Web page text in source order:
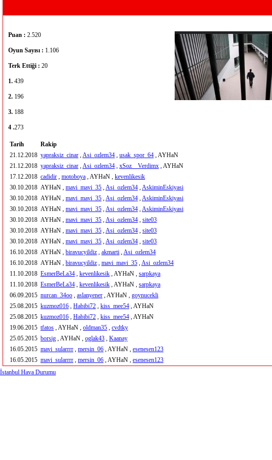
Puan : 2.520
Oyun Sayısı : 1.106
Terk Ettiği : 20
1. 439
2. 196
3. 188
4 .273
Tarih Rakip
21.12.2018 yapraksiz_cinar ,Asi_ozlem34 , usak_spor_64 , AYHaN
21.12.2018 yapraksiz_cinar ,Asi_ozlem34 , xSoz__Verdimx , AYHaN
17.12.2018 cadidir , motoboya , AYHaN , kevenlikesik
30.10.2018 AYHaN , mavi_mavi_35 ,Asi_ozlem34 ,AskiminEskiyasi
30.10.2018 AYHaN , mavi_mavi_35 ,Asi_ozlem34 ,AskiminEskiyasi
30.10.2018 AYHaN , mavi_mavi_35 ,Asi_ozlem34 ,AskiminEskiyasi
30.10.2018 AYHaN , mavi_mavi_35 ,Asi_ozlem34 , site03
30.10.2018 AYHaN , mavi_mavi_35 ,Asi_ozlem34 , site03
30.10.2018 AYHaN , mavi_mavi_35 ,Asi_ozlem34 , site03
16.10.2018 AYHaN , biravucyildiz , akmarti ,Asi_ozlem34
16.10.2018 AYHaN , biravucyildiz , mavi_mavi_35 ,Asi_ozlem34
11.10.2018 EsmerBeLa34 , kevenlikesik , AYHaN , sarpkaya
11.10.2018 EsmerBeLa34 , kevenlikesik , AYHaN , sarpkaya
06.09.2015 nurcan_34oo , aslanyener , AYHaN , goynucekli
25.08.2015 kuzmoz016 , Habibi72 , kiss_mee54 , AYHaN
25.08.2015 kuzmoz016 , Habibi72 , kiss_mee54 , AYHaN
19.06.2015 tfatos , AYHaN , oldman35 , cvdtky
25.05.2015 borsig , AYHaN , oglak43 , Kaanay
16.05.2015 mavi_sularrrr , mersin_06 , AYHaN , esenesen123
16.05.2015 mavi_sularrrr , mersin_06 , AYHaN , esenesen123
İstanbul Hava Durumu